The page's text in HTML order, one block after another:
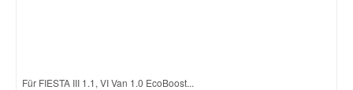
Für FIESTA III 1.1, VI Van 1.0 EcoBoost...